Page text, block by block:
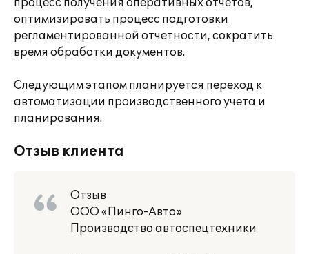
процесс получения оперативных отчетов,
оптимизировать процесс подготовки
регламентированной отчетности, сократить
время обработки документов.
Следующим этапом планируется переход к
автоматизации производственного учета и
планирования.
Отзыв клиента
Отзыв
ООО «Пинго-Авто»
Производство автоспецтехники